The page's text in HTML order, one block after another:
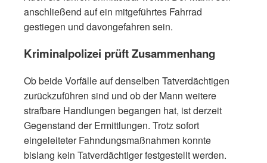
anschließend auf ein mitgeführtes Fahrrad
gestiegen und davongefahren sein.
Kriminalpolizei prüft Zusammenhang
Ob beide Vorfälle auf denselben Tatverdächtigen
zurückzuführen sind und ob der Mann weitere
strafbare Handlungen begangen hat, ist derzeit
Gegenstand der Ermittlungen. Trotz sofort
eingeleiteter Fahndungsmaßnahmen konnte
bislang kein Tatverdächtiger festgestellt werden.